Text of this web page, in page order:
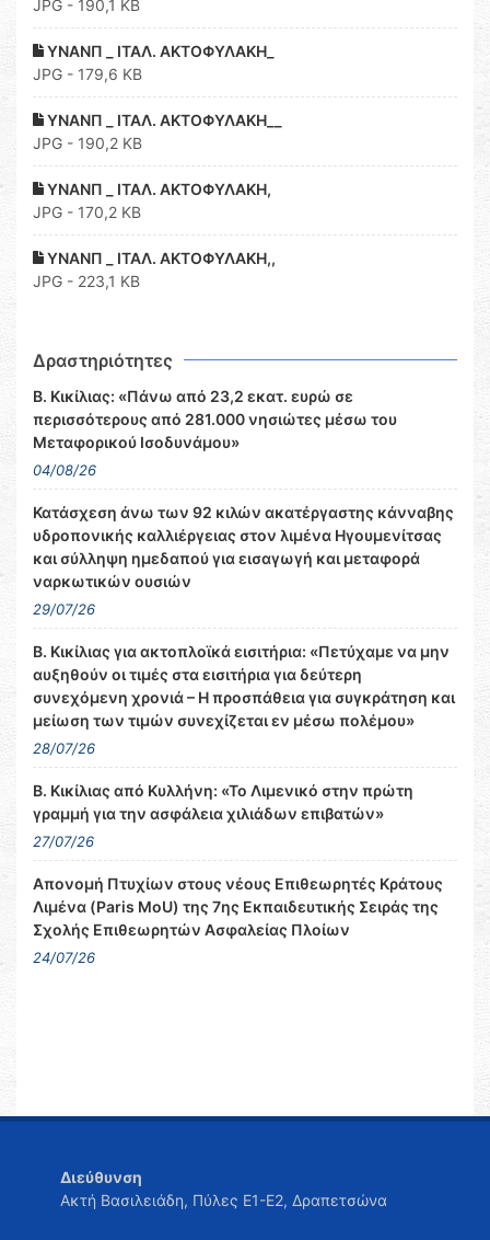
JPG - 190,1 KB
ΥΝΑΝΠ _ ΙΤΑΛ. ΑΚΤΟΦΥΛΑΚΗ_
JPG - 179,6 KB
ΥΝΑΝΠ _ ΙΤΑΛ. ΑΚΤΟΦΥΛΑΚΗ__
JPG - 190,2 KB
ΥΝΑΝΠ _ ΙΤΑΛ. ΑΚΤΟΦΥΛΑΚΗ,
JPG - 170,2 KB
ΥΝΑΝΠ _ ΙΤΑΛ. ΑΚΤΟΦΥΛΑΚΗ,,
JPG - 223,1 KB
Δραστηριότητες
Β. Κικίλιας: «Πάνω από 23,2 εκατ. ευρώ σε
περισσότερους από 281.000 νησιώτες μέσω του
Μεταφορικού Ισοδυνάμου»
04/08/26
Κατάσχεση άνω των 92 κιλών ακατέργαστης κάνναβης
υδροπονικής καλλιέργειας στον λιμένα Ηγουμενίτσας
και σύλληψη ημεδαπού για εισαγωγή και μεταφορά
ναρκωτικών ουσιών
29/07/26
Β. Κικίλιας για ακτοπλοϊκά εισιτήρια: «Πετύχαμε να μην
αυξηθούν οι τιμές στα εισιτήρια για δεύτερη
συνεχόμενη χρονιά – Η προσπάθεια για συγκράτηση και
μείωση των τιμών συνεχίζεται εν μέσω πολέμου»
28/07/26
Β. Κικίλιας από Κυλλήνη: «Το Λιμενικό στην πρώτη
γραμμή για την ασφάλεια χιλιάδων επιβατών»
27/07/26
Απονομή Πτυχίων στους νέους Επιθεωρητές Κράτους
Λιμένα (Paris MoU) της 7ης Εκπαιδευτικής Σειράς της
Σχολής Επιθεωρητών Ασφαλείας Πλοίων
24/07/26
Διεύθυνση
Ακτή Βασιλειάδη, Πύλες Ε1-Ε2, Δραπετσώνα